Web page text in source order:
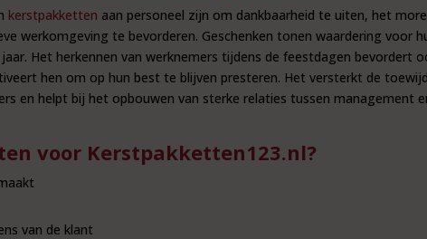
kerstpakketten aan personeel zijn om dankbaarheid te uiten, het
werkomgeving te bevorderen. Geschenken tonen waardering voor
Het herkennen van werknemers tijdens de feestdagen bevordert
hen om op hun best te blijven presteren. Het versterkt de
en helpt bij het opbouwen van sterke relaties tussen management
voor Kerstpakketten123.nl?
van de klant